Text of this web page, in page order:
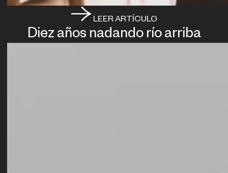
LEER ARTÍCULO
Diez años nadando río arriba